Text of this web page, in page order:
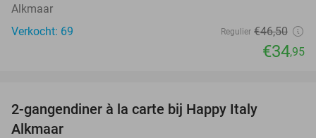
Alkmaar
Verkocht: 69
Regulier €46,50
€34,95
2-gangendiner à la carte bij Happy Italy
Alkmaar